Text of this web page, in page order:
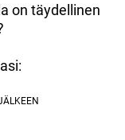
on täydellinen